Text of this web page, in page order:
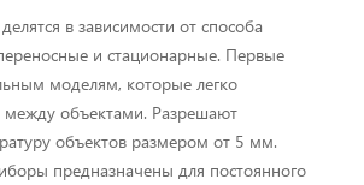
в зависимости от способа
и стационарные. Первые
моделям, которые легко
между объектами. Разрешают
объектов размером от 5 мм.
предназначены для постоянного